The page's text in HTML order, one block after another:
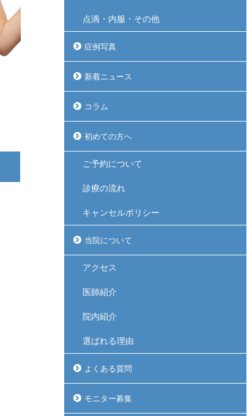
点滴・内服・その他
症例写真
新着ニュース
コラム
初めての方へ
ご予約について
診療の流れ
キャンセルポリシー
当院について
アクセス
医師紹介
院内紹介
選ばれる理由
よくある質問
モニター募集